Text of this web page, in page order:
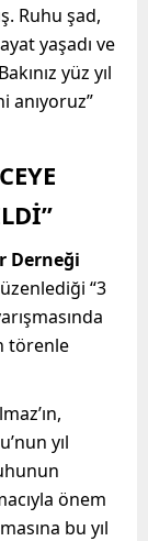
Ruhu şad,
yaşadı ve
yüz yıl
anıyoruz”
Derneği
“3
törenle
yıl
önem
bu yıl